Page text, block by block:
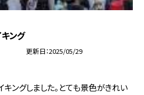
ング
更新日 2025/05/29
ングしました。とても景色がきれい